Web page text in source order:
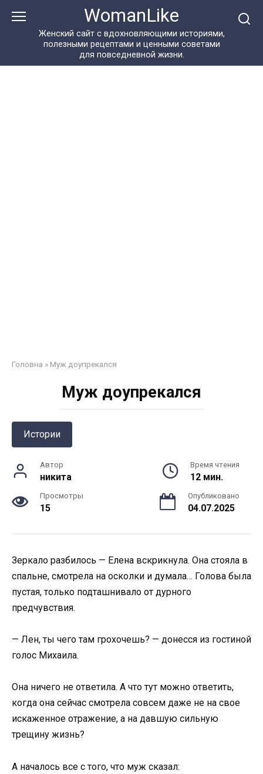
WomanLike
Женский сайт с вдохновляющими историями,
полезными рецептами и ценными советами
для повседневной жизни.
Головна » Муж доупрекался
Муж доупрекался
Истории
Автор
никита
Время чтения
12 мин.
Просмотры
15
Опубликовано
04.07.2025
Зеркало разбилось — Елена вскрикнула. Она стояла в
спальне, смотрела на осколки и думала… Голова была
пустая, только подташнивало от дурного
предчувствия.
— Лен, ты чего там грохочешь? — донесся из гостиной
голос Михаила.
Она ничего не ответила. А что тут можно ответить,
когда она сейчас смотрела совсем даже не на свое
искаженное отражение, а на давшую сильную
трещину жизнь?
А началось все с того, что муж сказал: